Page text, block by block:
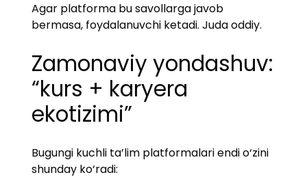
Agar platforma bu savollarga javob
bermasa, foydalanuvchi ketadi. Juda oddiy.
Zamonaviy yondashuv:
“kurs + karyera
ekotizimi”
Bugungi kuchli ta’lim platformalari endi o‘zini
shunday ko‘radi: